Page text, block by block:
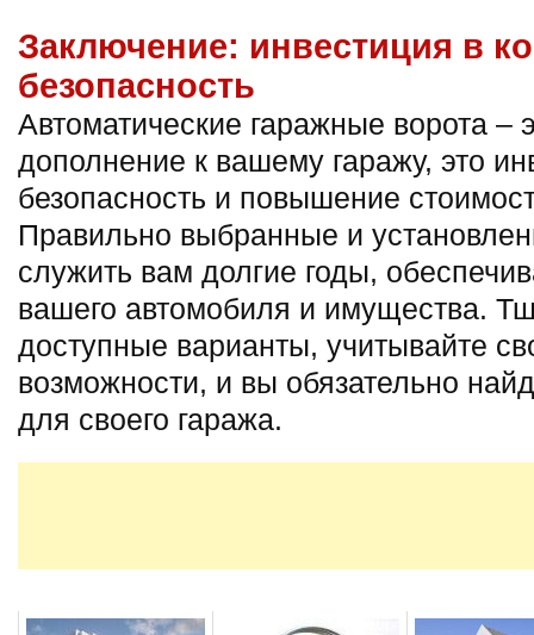
Заключение: инвестиция в
безопасность
Автоматические гаражные ворота –
дополнение к вашему гаражу, это
безопасность и повышение
Правильно выбранные и
служить вам долгие годы,
вашего автомобиля и имущества.
доступные варианты, учитывайте
возможности, и вы обязательно
для своего гаража.